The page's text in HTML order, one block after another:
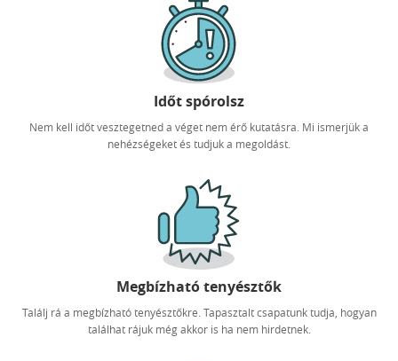
Időt spórolsz
Nem kell időt vesztegetned a véget nem érő kutatásra. Mi ismerjük a
nehézségeket és tudjuk a megoldást.
Megbízható tenyésztők
Találj rá a megbízható tenyésztőkre. Tapasztalt csapatunk tudja, hogyan
találhat rájuk még akkor is ha nem hirdetnek.